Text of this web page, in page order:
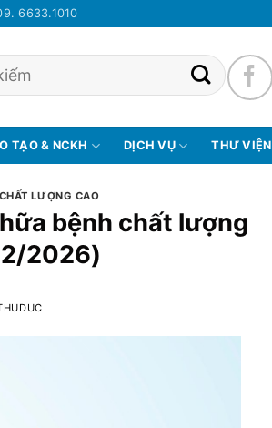
6633.1010
TẠO & NCKH DỊCH VỤ THƯ VIỆN
LƯỢNG CAO
bệnh chất lượng
2026)